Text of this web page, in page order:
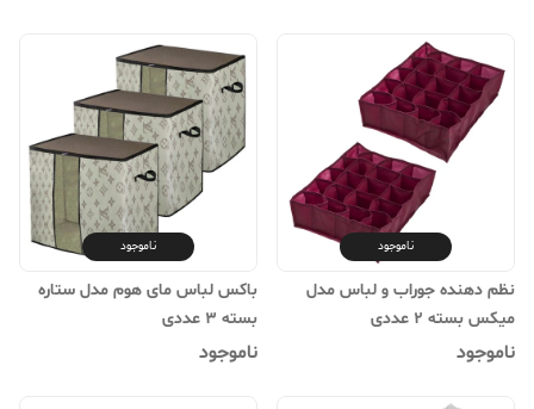
ناموجود
نظم دهنده جوراب و لباس مدل
میکس بسته 2 عددی
ناموجود
ناموجود
باکس لباس مای هوم مدل ستاره
بسته 3 عددی
ناموجود